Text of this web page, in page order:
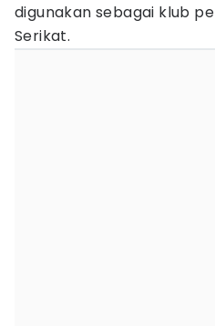
digunakan sebagai klub
Serikat.